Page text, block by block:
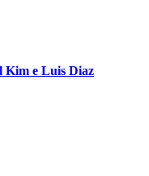
Kim e Luis Diaz